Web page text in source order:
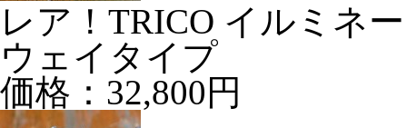
レア！TRICO イルミネ
ウェイタイプ
価格：32,800円